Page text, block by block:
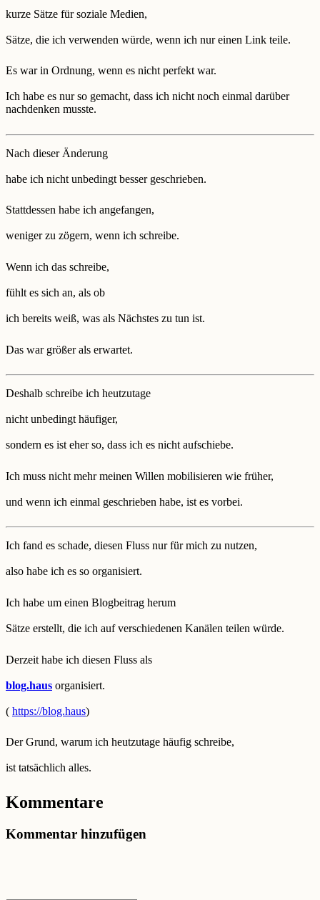
kurze Sätze für soziale Medien,
Sätze, die ich verwenden würde, wenn ich nur einen Link teile.
Es war in Ordnung, wenn es nicht perfekt war.
Ich habe es nur so gemacht, dass ich nicht noch einmal darüber
nachdenken musste.
Nach dieser Änderung
habe ich nicht unbedingt besser geschrieben.
Stattdessen habe ich angefangen,
weniger zu zögern, wenn ich schreibe.
Wenn ich das schreibe,
fühlt es sich an, als ob
ich bereits weiß, was als Nächstes zu tun ist.
Das war größer als erwartet.
Deshalb schreibe ich heutzutage
nicht unbedingt häufiger,
sondern es ist eher so, dass ich es nicht aufschiebe.
Ich muss nicht mehr meinen Willen mobilisieren wie früher,
und wenn ich einmal geschrieben habe, ist es vorbei.
Ich fand es schade, diesen Fluss nur für mich zu nutzen,
also habe ich es so organisiert.
Ich habe um einen Blogbeitrag herum
Sätze erstellt, die ich auf verschiedenen Kanälen teilen würde.
Derzeit habe ich diesen Fluss als
blog.haus organisiert.
( https://blog.haus)
Der Grund, warum ich heutzutage häufig schreibe,
ist tatsächlich alles.
Kommentare
Kommentar hinzufügen